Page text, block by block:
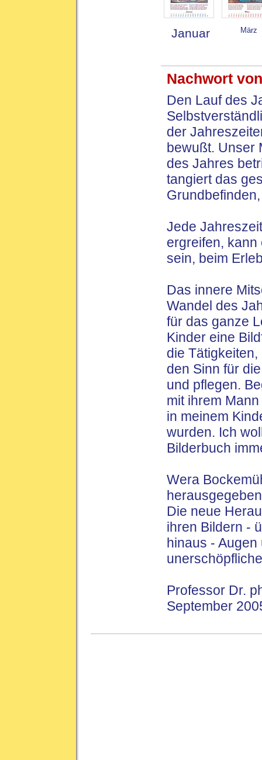
Januar März
Nachwort
Den Lauf des
der
bewußt. Unser
des Jahres
tangiert das
Jede
ergreifen,
sein, beim
Das innere
Wandel des
für das ganze
Kinder eine
die
den Sinn für
und pflegen.
mit ihrem
in meinem
wurden. Ich
Bilderbuch
Wera
Die neue
ihren Bildern -
hinaus -
Professor Dr.
September